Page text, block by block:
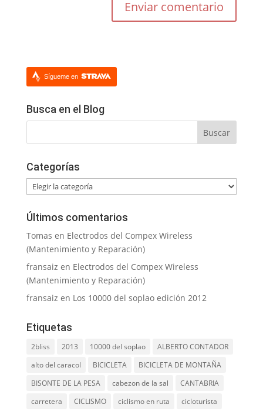
Sígueme en
Busca en el Blog
Categorías
Categorías
Últimos comentarios
Tomas en Electrodos del Compex Wireless
(Mantenimiento y Reparación)
fransaiz en Electrodos del Compex Wireless
(Mantenimiento y Reparación)
fransaiz en Los 10000 del soplao edición 2012
Etiquetas
2bliss 2013 10000 del soplao
ALBERTO CONTADOR
alto del caracol
BICICLETA
BICICLETA DE MONTAÑA
BISONTE DE LA PESA
cabezon de la sal
CANTABRIA
carretera
CICLISMO ciclismo en ruta cicloturista